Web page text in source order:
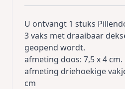
U ontvangt 1 stuks
3 vaks met draaibaar
geopend wordt.
afmeting doos: 7,5 x 4 cm.
afmeting driehoekige
cm